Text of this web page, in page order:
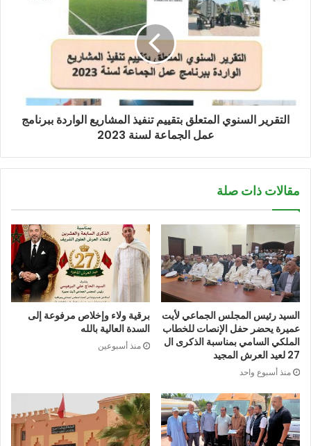
التقرير السنوي المتعلق بتقييم تنفيذ المشاريع الواردة ببرنامج
عمل الجماعة لسنة 2023
مقالات ذات صلة
السيد رئيس المجلس الجماعي لأيت
عميرة يحضر حفل الإنصات للخطاب
الملكي السامي بمناسبة الذكرى ال
27 لعيد العرش المجيد
منذ أسبوع واحد
برقية ولاء وإخلاص مرفوعة إلى
السدة العالية بالله
منذ أسبوعين